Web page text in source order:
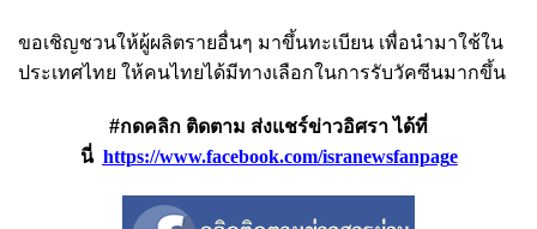
ขอเชิญชวนให้ผู้ผลิตรายอื่นๆ มาขึ้นทะเบียน เพื่อนำมาใช้ใน
ประเทศไทย ให้คนไทยได้มีทางเลือกในการรับวัคซีนมากขึ้น
#กดคลิก ติดตาม ส่งแชร์ข่าวอิศรา ได้ที่
นี่ https://www.facebook.com/isranewsfanpage